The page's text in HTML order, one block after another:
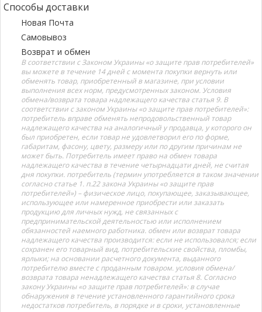
Способы доставки
Новая Почта
Самовывоз
Возврат и обмен
В соответствии с Законом Украины «о защите прав потребителей»
вы можете в течение 14 дней с момента покупки вернуть или
обменять товар, приобретенный в магазине, при условии
выполнения всех норм, предусмотренных законом. Условия
обмена/возврата товара надлежащего качества статья 9. В
соответствии с законом Украины «о защите прав потребителей»:
потребитель вправе обменять непродовольственный товар
надлежащего качества на аналогичный у продавца, у которого он
был приобретен, если товар не удовлетворил его по форме,
габаритам, фасону, цвету, размеру или по другим причинам не
может быть. Потребитель имеет право на обмен товара
надлежащего качества в течение четырнадцати дней, не считая
дня покупки. потребитель (термин употребляется в таком значении
согласно статье 1. п.22 закона Украины «о защите прав
потребителей») – физическое лицо, покупающее, заказывающее,
использующее или намеренное приобрести или заказать
продукцию для личных нужд, не связанных с
предпринимательской деятельностью или исполнением
обязанностей наемного работника. обмен или возврат товара
надлежащего качества производится: если не использовался; если
сохранен его товарный вид, потребительские свойства, пломбы,
ярлыки; на основании расчетного документа, выданного
потребителю вместе с проданным товаром. условия обмена/
возврата товара ненадлежащего качества статья 8. Согласно
закону Украины «о защите прав потребителей»: в случае
обнаружения в течение установленного гарантийного срока
недостатков потребитель, в порядке и в сроки, установленные